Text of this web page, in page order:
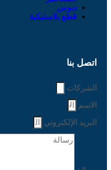
دبوس
قطع بلاستيكية
اتصل بنا
الشركات
الاسم
البريد الإلكتروني